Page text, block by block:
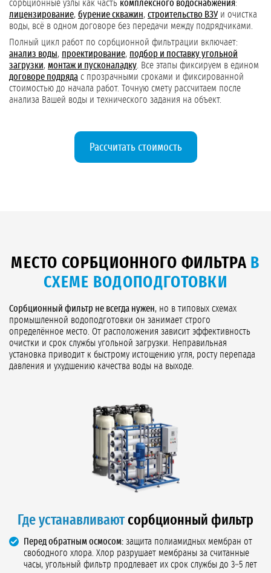
сорбционные узлы как часть комплексного водоснабжения:
лицензирование, бурение скважин, строительство ВЗУи очистка
воды, всё в одном договоре без передачи между подрядчиками.
Полный цикл работ по сорбционной фильтрации включает:
анализ воды, проектирование, подбор и поставку угольной
загрузки, монтаж и пусконаладку . Все этапы фиксируем в едином
договоре подряда с прозрачными сроками и фиксированной
стоимостью до начала работ. Точную смету рассчитаем после
анализа Вашей воды и технического задания на объект.
Рассчитать стоимость
МЕСТО СОРБЦИОННОГО ФИЛЬТРА В
СХЕМЕ ВОДОПОДГОТОВКИ
Сорбционный фильтр не всегда нужен, но в типовых схемах
промышленной водоподготовки он занимает строго
определённое место. От расположения зависит эффективность
очистки и срок службы угольной загрузки. Неправильная
установка приводит к быстрому истощению угля, росту перепада
давления и ухудшению качества воды на выходе.
Где устанавливаютсорбционный фильтр
Перед обратным осмосом: защита полиамидных мембран от
свободного хлора. Хлор разрушает мембраны за считанные
часы, угольный фильтр продлевает их срок службы до 3–5 лет